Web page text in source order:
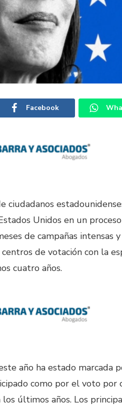
Facebook
ciudadanos
Unidos en un
de campañas
de votación con la
cuatro años.
año ha estado
como por el voto por
últimos años. Los